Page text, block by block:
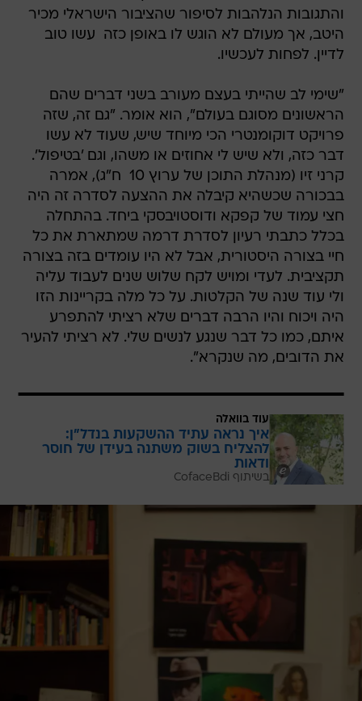
והתגובות הנלהבות לסיפור שהציבור הישראלי מכיר
היטב, אך מעולם לא הוגש לו באופן כזה  עשו טוב
לדיין. לפחות לעכשיו.
"שימי לב שהייתי בעצם מעורב בשני דברים שהם
הראשונים מסוגם בעולם", הוא אומר. "גם זה, שזה
פרויקט דוקומנטרי הכי מיוחד שיש, שעוד לא עשו
דבר כזה, ולא שיש לי אחוזים או משהו, וגם 'בטיפול'.
קרני זיו (מנהלת התוכן של ערוץ 10  ח"ג), אמרה
בבכורה שכשהיא קיבלה את ההצעה לסדרה זה היה
חצי עמוד של קפקא ודוסטויבסקי ביחד. בהתחלה
בכלל כתבתי רעיון לסדרת דרמה שמתארת את כל
חיי בצורה היסטורית, אבל לא היו עומדים בזה בצורה
תקציבית. לעדי ומויש לקח שלוש שנים לעבוד עליה
ולי עוד שנה של הקלטות. על כל מלה בקריינות הזו
היה ויכוח והיו הרבה דברים שלא רציתי להתפרע
איתם, כמו כל דבר שנגע לנשים שלי. לא רציתי להעיר
את הדובים, מה שנקרא".
עוד בוואלה
איך נראה עתיד ההשקעות בנדל"ן:
להצליח בשוק משתנה בעידן של חוסר
ודאות
בשיתוף CofaceBdi